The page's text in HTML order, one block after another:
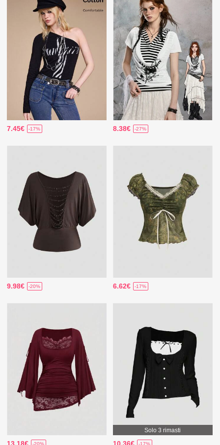
7.45€ -17% 8.38€ -27%
9.98€ -20% 6.62€ -17%
Solo 3 rimasti